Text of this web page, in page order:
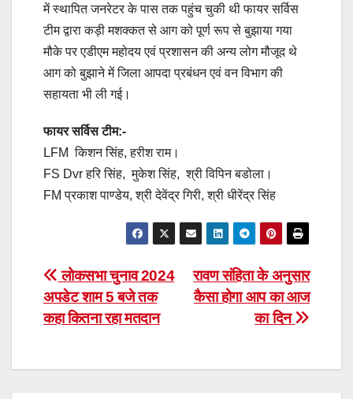
में स्थापित जनरेटर के पास तक पहुंच चुकी थी फायर सर्विस
टीम द्वारा कड़ी मशक्कत से आग को पूर्ण रूप से बुझाया गया
मौके पर एडीएम महोदय एवं प्रशासन की अन्य लोग मौजूद थे
आग को बुझाने में जिला आपदा प्रबंधन एवं वन विभाग की
सहायता भी ली गई।
फायर सर्विस टीम:-
LFM किशन सिंह, हरीश राम।
FS Dvr हरि सिंह, मुकेश सिंह, श्री विपिन बडोला।
FM प्रकाश पाण्डेय, श्री देवेंद्र गिरी, श्री धीरेंद्र सिंह
Post
navigation
रावण संहिता के अनुसार
कैसा होगा आप का आज
का दिन
लोकसभा चुनाव 2024
अपडेट शाम 5 बजे तक
कहा कितना रहा मतदान